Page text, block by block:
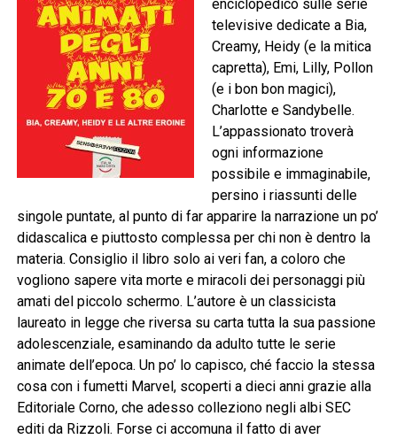
enciclopedico sulle serie
televisive dedicate a Bia,
Creamy, Heidy (e la mitica
capretta), Emi, Lilly, Pollon
(e i bon bon magici),
Charlotte e Sandybelle.
L’appassionato troverà
ogni informazione
possibile e immaginabile,
persino i riassunti delle
singole puntate, al punto di far apparire la narrazione un po’
didascalica e piuttosto complessa per chi non è dentro la
materia. Consiglio il libro solo ai veri fan, a coloro che
vogliono sapere vita morte e miracoli dei personaggi più
amati del piccolo schermo. L’autore è un classicista
laureato in legge che riversa su carta tutta la sua passione
adolescenziale, esaminando da adulto tutte le serie
animate dell’epoca. Un po’ lo capisco, ché faccio la stessa
cosa con i fumetti Marvel, scoperti a dieci anni grazie alla
Editoriale Corno, che adesso colleziono negli albi SEC
editi da Rizzoli. Forse ci accomuna il fatto di aver